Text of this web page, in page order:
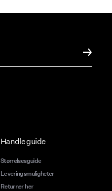
Handle guide
Størrelsesguide
Leveringsmuligheter
Returner her